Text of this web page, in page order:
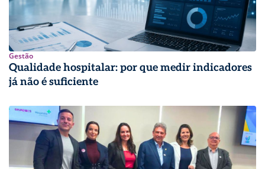
Gestão
Qualidade hospitalar: por que medir indicadores
já não é suficiente